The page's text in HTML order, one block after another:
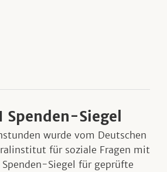
Spenden-Siegel
wurde vom Deutschen
für soziale Fragen mit
Siegel für geprüfte